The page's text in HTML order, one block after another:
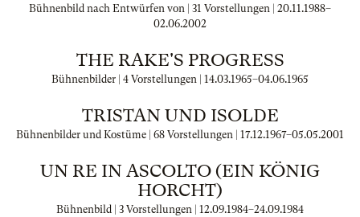
Bühnenbild nach Entwürfen von | 31 Vorstellungen | 20.11.1988–
02.06.2002
THE RAKE'S PROGRESS
Bühnenbilder | 4 Vorstellungen | 14.03.1965–04.06.1965
TRISTAN UND ISOLDE
Bühnenbilder und Kostüme | 68 Vorstellungen | 17.12.1967–05.05.2001
UN RE IN ASCOLTO (EIN KÖNIG
HORCHT)
Bühnenbild | 3 Vorstellungen | 12.09.1984–24.09.1984